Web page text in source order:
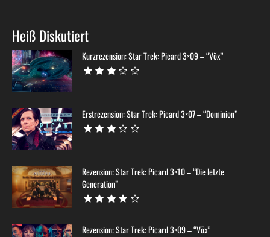
Heiß Diskutiert
Kurzrezension: Star Trek: Picard 3×09 – “Võx”
Erstrezension: Star Trek: Picard 3×07 – “Dominion”
Rezension: Star Trek: Picard 3×10 – “Die letzte
Generation”
Rezension: Star Trek: Picard 3×09 – “Võx”